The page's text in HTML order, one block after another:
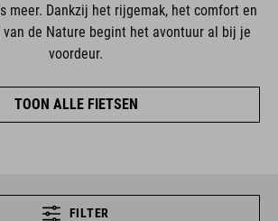
meer. Dankzij het rijgemak, het comfort en
de Nature begint het avontuur al bij je
voordeur.
TOON ALLE FIETSEN
FILTER